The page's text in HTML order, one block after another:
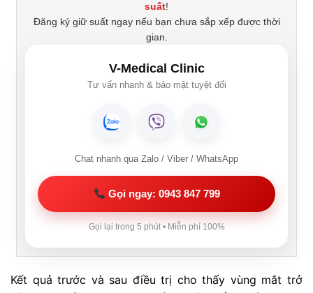
suất!
Đăng ký giữ suất ngay nếu bạn chưa sắp xếp được thời
gian.
V-Medical Clinic
Tư vấn nhanh & bảo mật tuyệt đối
Chat nhanh qua Zalo / Viber / WhatsApp
Gọi ngay: 0943 847 799
Gọi lại trong 5 phút • Miễn phí 100%
Kết quả trước và sau điều trị cho thấy vùng mắt trở